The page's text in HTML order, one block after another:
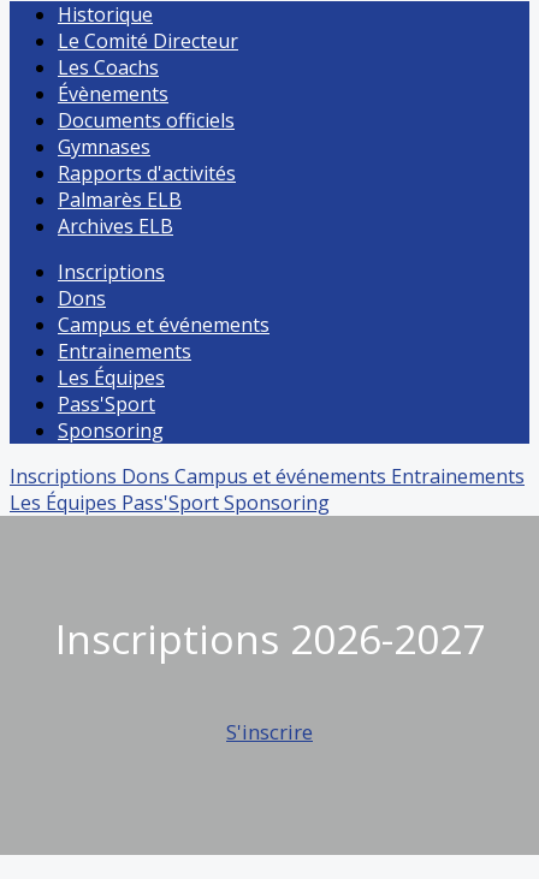
Historique
Le Comité Directeur
Les Coachs
Évènements
Documents officiels
Gymnases
Rapports d'activités
Palmarès ELB
Archives ELB
Inscriptions
Dons
Campus et événements
Entrainements
Les Équipes
Pass'Sport
Sponsoring
Inscriptions Dons Campus et événements Entrainements
Les Équipes Pass'SportSponsoring
Inscriptions 2026-2027
S'inscrire